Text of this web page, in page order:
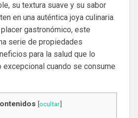
su textura suave y su sabor
en una auténtica joya culinaria.
gastronómico, este
serie de propiedades
para la salud que lo
excepcional cuando se consume
[ocultar]